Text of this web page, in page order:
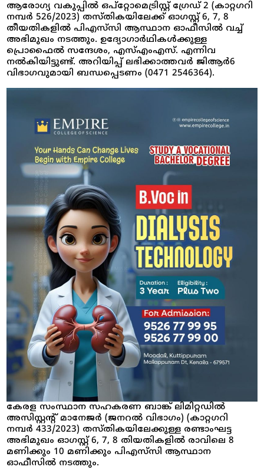
ആരോഗ്യ വകുപ്പിൽ ഒപ്റ്റോമെട്രിസ്റ്റ് ഗ്രേഡ് 2 (കാറ്റഗറി
നമ്പർ 526/2023) തസ്തികയിലേക്ക് ഓഗസ്റ്റ് 6, 7, 8
തീയതികളിൽ പിഎസ്‍സി ആസ്ഥാന ഓഫീസിൽ വച്ച്
അഭിമുഖം നടത്തും. ഉദ്യോഗാർഥികൾക്കുള്ള
പ്രൊഫൈൽ സന്ദേശം, എസ്എംഎസ്. എന്നിവ
നൽകിയിട്ടുണ്ട്. അറിയിപ്പ് ലഭിക്കാത്തവർ ജിആർ6
വിഭാഗവുമായി ബന്ധപ്പെടണം (0471 2546364).
കേരള സംസ്ഥാന സഹകരണ ബാങ്ക് ലിമിറ്റഡിൽ
അസിസ്റ്റന്റ് മാനേജർ (ജനറൽ വിഭാഗം) (കാറ്റഗറി
നമ്പർ 433/2023) തസ്തികയിലേക്കുള്ള രണ്ടാംഘട്ട
അഭിമുഖം ഓഗസ്റ്റ് 6, 7, 8 തിയതികളിൽ രാവിലെ 8
മണിക്കും 10 മണിക്കും പിഎസ്‍സി ആസ്ഥാന
ഓഫീസിൽ നടത്തും.